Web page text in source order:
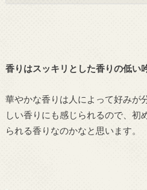
香りはスッキリとした香りの低い
華やかな香りは人によって好みが
しい香りにも感じられるので、初
られる香りなのかなと思います。